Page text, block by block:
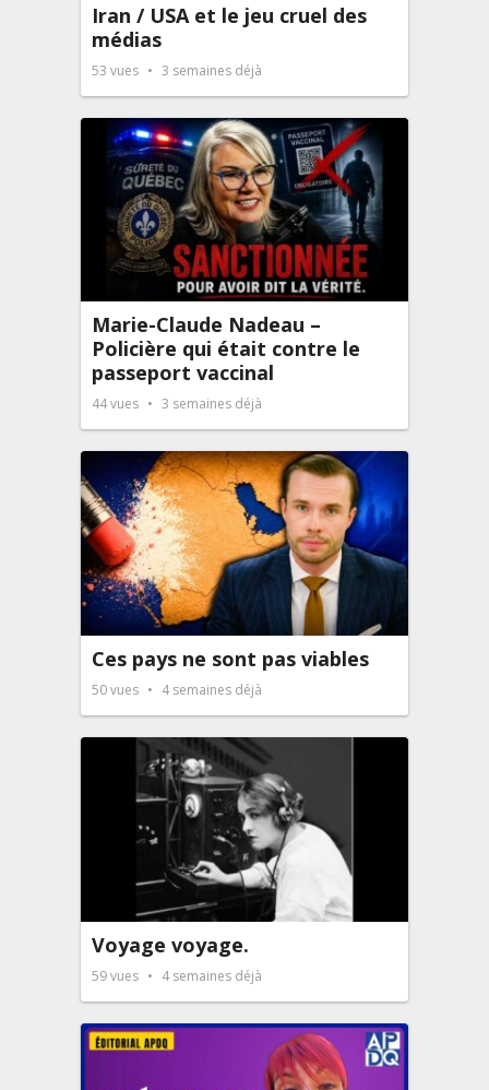
Iran / USA et le jeu cruel des
médias
53 vues 3 semaines déjà
Marie-Claude Nadeau –
Policière qui était contre le
passeport vaccinal
44vues 3 semaines déjà
Ces pays ne sont pas viables
50vues 4 semaines déjà
Voyage voyage.
59vues 4 semaines déjà